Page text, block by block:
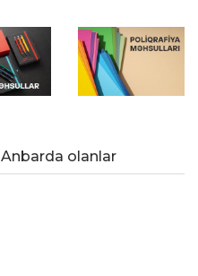
Anbarda olanlar